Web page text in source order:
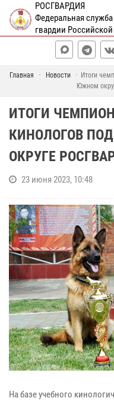
РОСГВАРДИЯ
Федеральная
гвардии
Главная Новости
Итоги
Южном
ИТОГИ
КИНОЛОГОВ
ОКРУГЕ
23 июня 2023, 10:48
На базе учебного